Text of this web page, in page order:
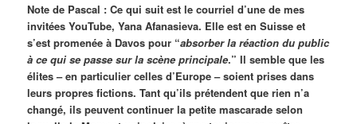
Note de Pascal : Ce qui suit est le courriel d’une de mes
invitées YouTube, Yana Afanasieva. Elle est en Suisse et
s’est promenée à Davos pour “absorber la réaction du public
à ce qui se passe sur la scène principale.” Il semble que les
élites – en particulier celles d’Europe – soient prises dans
leurs propres fictions. Tant qu’ils prétendent que rien n’a
changé, ils peuvent continuer la petite mascarade selon